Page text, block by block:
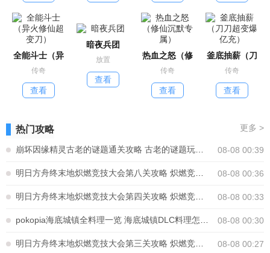
全能斗士（异
传奇
查看
暗夜兵团
放置
查看
热血之怒（修
传奇
查看
釜底抽薪（刀
传奇
查看
热门攻略 更多 >
08-08 00:39
08-08 00:36
08-08 00:33
08-08 00:30
08-08 00:27